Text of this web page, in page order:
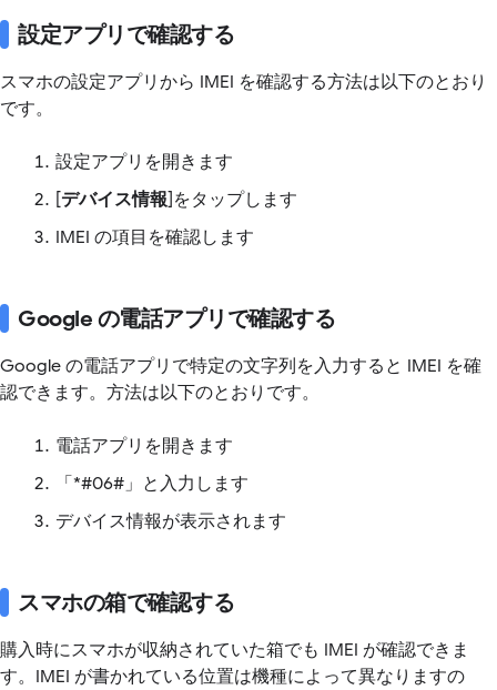
設定アプリで確認する
スマホの設定アプリから IMEI を確認する方法は以下のとおり
です。
設定アプリを開きます
[デバイス情報]をタップします
IMEI の項目を確認します
Google の電話アプリで確認する
Google の電話アプリで特定の文字列を入力すると IMEI を確
認できます。方法は以下のとおりです。
電話アプリを開きます
「*#06#」と入力します
デバイス情報が表示されます
スマホの箱で確認する
購入時にスマホが収納されていた箱でも IMEI が確認できま
す。IMEI が書かれている位置は機種によって異なりますの